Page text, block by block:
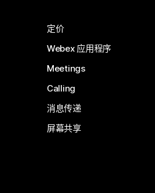
定价
Webex 应用程序
Meetings
Calling
消息传递
屏幕共享